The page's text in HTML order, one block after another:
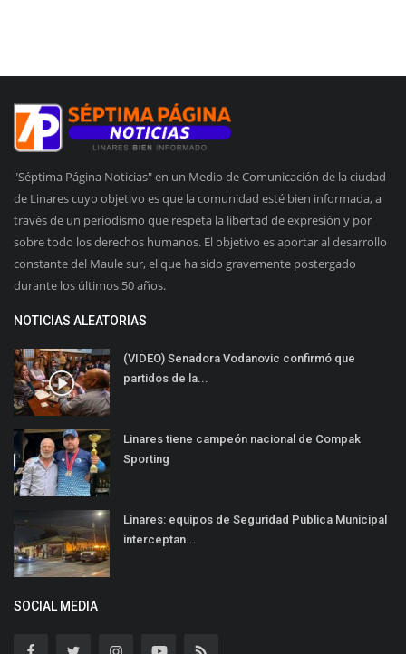
"Séptima Página Noticias" en un Medio de Comunicación de la ciudad
de Linares cuyo objetivo es que la comunidad esté bien informada, a
través de un periodismo que respeta la libertad de expresión y por
sobre todo los derechos humanos. El objetivo es aportar al desarrollo
constante del Maule sur, el que ha sido gravemente postergado
durante los últimos 50 años.
NOTICIAS ALEATORIAS
(VIDEO) Senadora Vodanovic confirmó que
partidos de la...
Linares tiene campeón nacional de Compak
Sporting
Linares: equipos de Seguridad Pública Municipal
interceptan...
SOCIAL MEDIA